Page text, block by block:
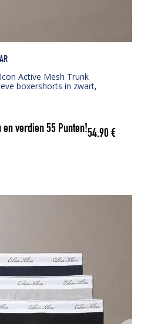
Active Mesh Trunk
boxershorts in zwart,
en verdien55 Punten!54,90€